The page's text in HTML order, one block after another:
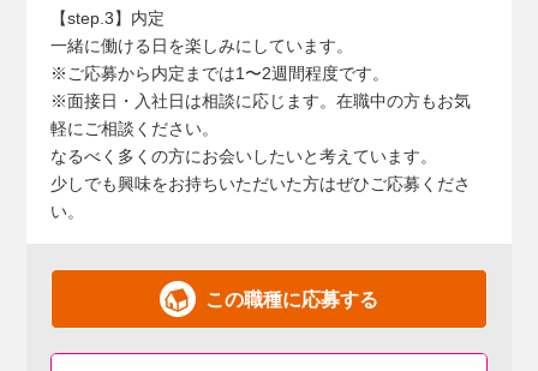
【step.3】内定
⼀緒に働ける⽇を楽しみにしています。
※ご応募から内定までは1〜2週間程度です。
※⾯接⽇・⼊社⽇は相談に応じます。在職中の⽅もお気
軽にご相談ください。
なるべく多くの⽅にお会いしたいと考えています。
少しでも興味をお持ちいただいた⽅はぜひご応募くださ
い。
この職種に応募する